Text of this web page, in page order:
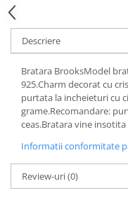
Descriere
Bratara BrooksModel
925.Charm decorat cu
purtata la incheieturi cu
grame.Recomandare:
ceas.Bratara vine
Informatii conformitate
Review-uri(0)